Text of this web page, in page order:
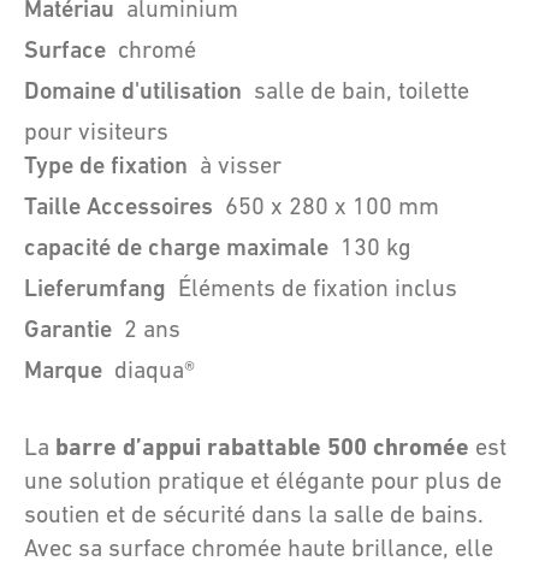
Matériau aluminium
Surface chromé
Domaine d'utilisation salle de bain, toilette
pour visiteurs
Type de fixation à visser
Taille Accessoires 650 x 280 x 100 mm
capacité de charge maximale 130 kg
Lieferumfang Éléments de fixation inclus
Garantie 2 ans
Marque diaqua®
La barre d’appui rabattable 500 chromée est
une solution pratique et élégante pour plus de
soutien et de sécurité dans la salle de bains.
Avec sa surface chromée haute brillance, elle